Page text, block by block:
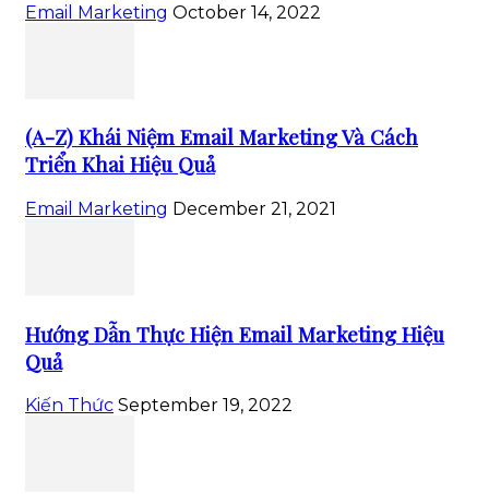
Email Marketing October 14, 2022
(A-Z) Khái Niệm Email Marketing Và Cách
Triển Khai Hiệu Quả
Email Marketing December 21, 2021
Hướng Dẫn Thực Hiện Email Marketing Hiệu
Quả
Kiến Thức September 19, 2022